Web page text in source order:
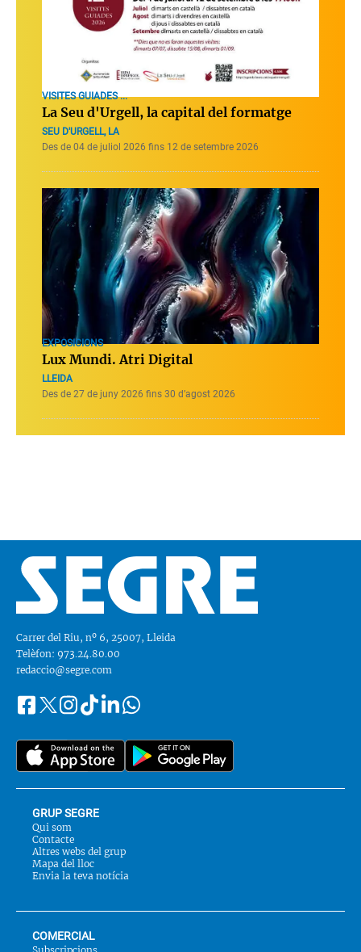
VISITES GUIADES ...
La Seu d'Urgell, la capital del formatge
SEU D'URGELL, LA
Des de 04 de juliol 2026 fins 12 de setembre 2026
EXPOSICIONS
Lux Mundi. Atri Digital
LLEIDA
Des de 27 de juny 2026 fins 30 d’agost 2026
Carrer del Riu, nº 6, 25007, Lleida
Telèfon: 973.24.80.00
redaccio@segre.com
Segueix-
a::
FacebookInstagram
TiktokLinkedinWhatsapp
GRUP SEGRE
Qui som
Contacte
Altres webs del grup
Mapa del lloc
Envia la teva notícia
COMERCIAL